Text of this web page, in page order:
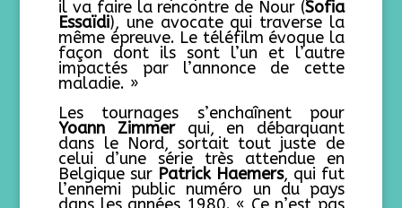
il va faire la rencontre de Nour (Sofia
Essaïdi), une avocate qui traverse la
même épreuve. Le téléfilm évoque la
façon dont ils sont l’un et l’autre
impactés par l’annonce de cette
maladie. »
Les tournages s’enchaînent pour
Yoann Zimmer qui, en débarquant
dans le Nord, sortait tout juste de
celui d’une série très attendue en
Belgique sur Patrick Haemers, qui fut
l’ennemi public numéro un du pays